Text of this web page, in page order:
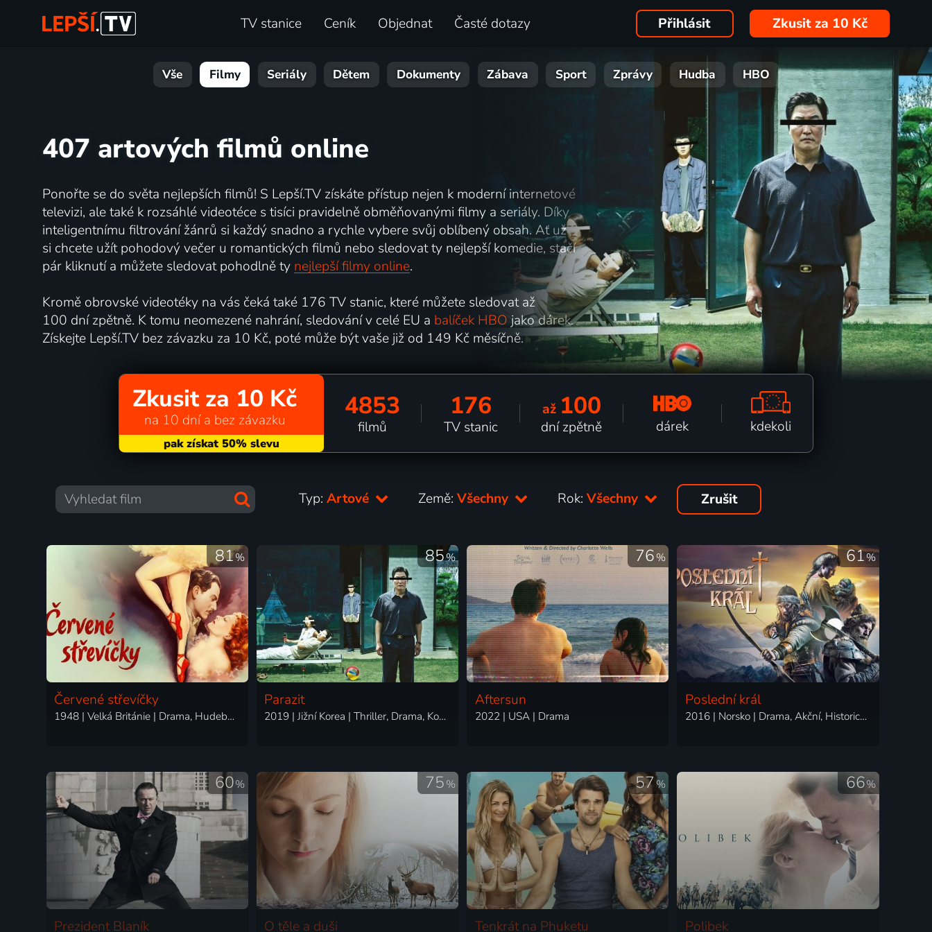
TV stanice Ceník Objednat Časté dotazy Přihlásit Zkusit za 10 Kč
Vše Filmy Seriály Dětem Dokumenty Zábava Sport Zprávy Hudba HBO
407 artových filmů online
Ponořte se do světa nejlepších filmů! S Lepší.TV získáte přístup nejen k moderní internetové
televizi, ale také k rozsáhlé videotéce s tisíci pravidelně obměňovanými filmy a seriály. Díky
inteligentnímu filtrování žánrů si každý snadno a rychle vybere svůj oblíbený obsah. Ať už
si chcete užít pohodový večer u romantických filmů nebo sledovat ty nejlepší komedie, stačí
pár kliknutí a můžete sledovat pohodlně ty nejlepší filmy online.
Kromě obrovské videotéky na vás čeká také 176 TV stanic, které můžete sledovat až
100 dní zpětně. K tomu neomezené nahrání, sledování v celé EU a balíček HBO jako dárek.
Získejte Lepší.TV bez závazku za 10 Kč, poté může být vaše již od 149 Kč měsíčně.
Zkusit za 10 Kč
na 10 dní a bez závazku 4853
filmů
176
TV stanic
až 100
dní zpětně dárek kdekoli
Typ:Artové Země:Všechny Rok:Všechny Zrušit
81%
Červené střevíčky
1948 | Velká Británie | Drama, Hudební, Romantický
85%
Parazit
2019 | Jižní Korea | Thriller, Drama, Komedie
76%
Aftersun
2022 | USA | Drama
61%
Poslední král
2016 | Norsko | Drama, Akční, Historický, Válečný
60%
Prezident Blaník
75%
O těle a duši
57%
Tenkrát na Phuketu
66%
Polibek